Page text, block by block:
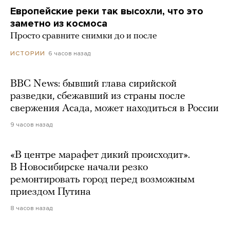
Европейские реки так высохли, что это
заметно из космоса
Просто сравните снимки до и после
ИСТОРИИ 6 часов назад
BBC News: бывший глава сирийской
разведки, сбежавший из страны после
свержения Асада, может находиться в России
9 часов назад
«В центре марафет дикий происходит».
В Новосибирске начали резко
ремонтировать город перед возможным
приездом Путина
8 часов назад